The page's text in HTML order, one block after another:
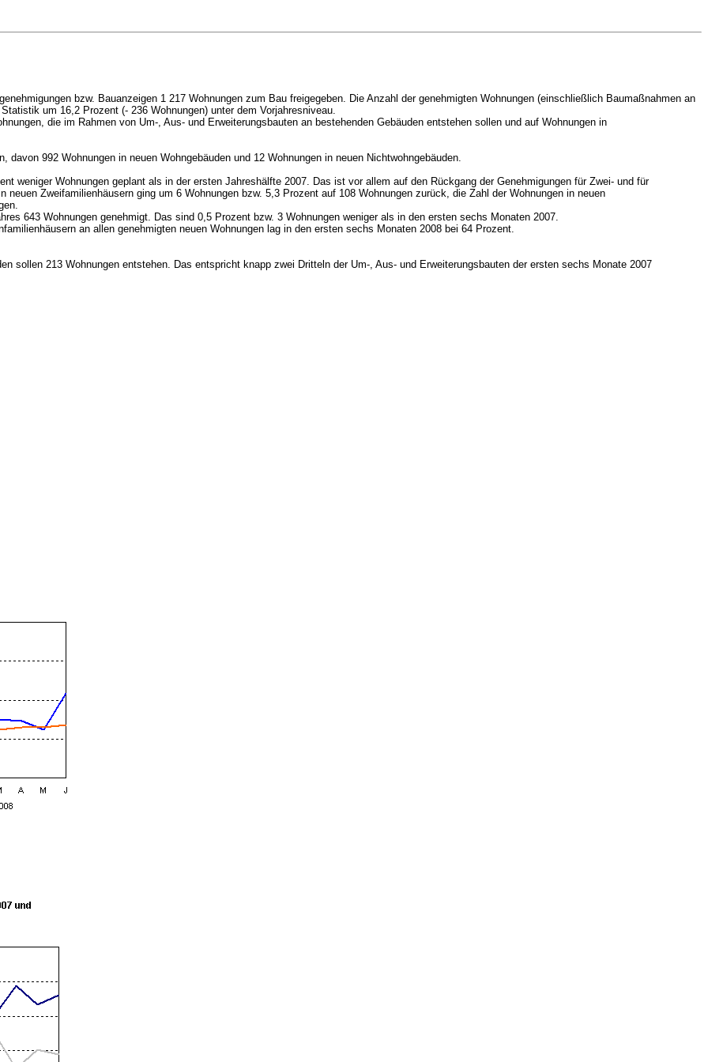
bzw. Bauanzeigen 1 217 Wohnungen zum Bau freigegeben. Die Anzahl der genehmigten Wohnungen (einschließlich Baumaßnahmen an
um 16,2 Prozent (- 236 Wohnungen) unter dem Vorjahresniveau.
die im Rahmen von Um-, Aus- und Erweiterungsbauten an bestehenden Gebäuden entstehen sollen und auf Wohnungen in
992 Wohnungen in neuen Wohngebäuden und 12 Wohnungen in neuen Nichtwohngebäuden.
weniger Wohnungen geplant als in der ersten Jahreshälfte 2007. Das ist vor allem auf den Rückgang der Genehmigungen für Zwei- und für
Zweifamilienhäusern ging um 6 Wohnungen bzw. 5,3 Prozent auf 108 Wohnungen zurück, die Zahl der Wohnungen in neuen
643 Wohnungen genehmigt. Das sind 0,5 Prozent bzw. 3 Wohnungen weniger als in den ersten sechs Monaten 2007.
an allen genehmigten neuen Wohnungen lag in den ersten sechs Monaten 2008 bei 64 Prozent.
sollen 213 Wohnungen entstehen. Das entspricht knapp zwei Dritteln der Um-, Aus- und Erweiterungsbauten der ersten sechs Monate 2007